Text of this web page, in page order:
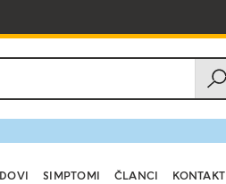
SIMPTOMI ČLANCI KONTAKT